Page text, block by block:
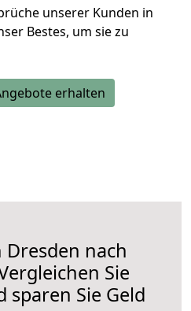
unserer Kunden in
Bestes, um sie zu
erhalten
Dresden nach
Sie
sparen Sie Geld